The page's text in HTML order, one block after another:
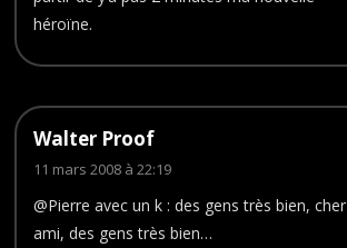
héroïne.
Walter Proof
11 mars 2008 à 22:19
@Pierre avec un k : des gens très bien, cher
ami, des gens très bien…